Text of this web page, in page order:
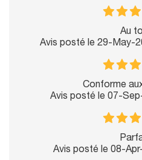
Au
Avis posté le 29-May-
Conforme
Avis posté le 07-
Avis posté le 08-